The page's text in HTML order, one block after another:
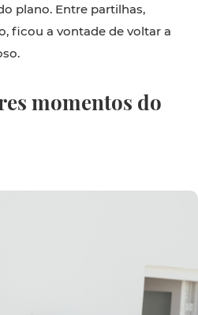
plano. Entre partilhas,
ficou a vontade de voltar a
momentos do